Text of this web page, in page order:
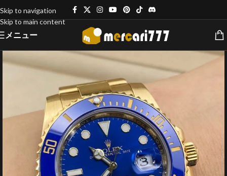
Skip to navigation
Skip to main content
メニュー